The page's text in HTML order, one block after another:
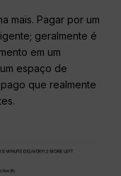
mais. Pagar por um
geralmente é
em um
espaço de
que realmente